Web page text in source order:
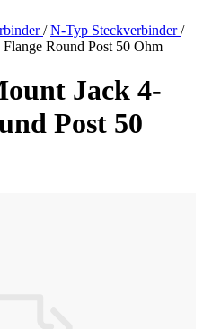
/ N-Typ Steckverbinder/
Round Post 50 Ohm
Jack 4-
Post 50